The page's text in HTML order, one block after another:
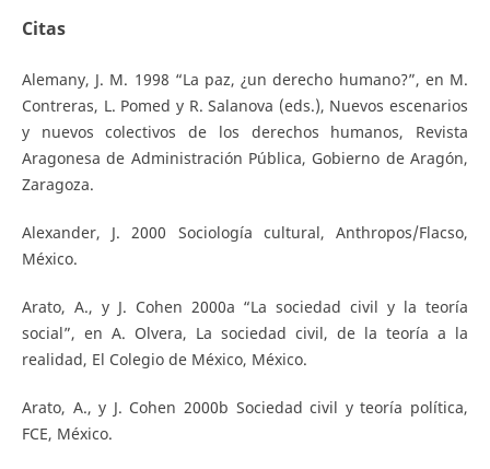
Citas
Alemany, J. M. 1998 “La paz, ¿un derecho humano?”, en M.
Contreras, L. Pomed y R. Salanova (eds.), Nuevos escenarios
y nuevos colectivos de los derechos humanos, Revista
Aragonesa de Administración Pública, Gobierno de Aragón,
Zaragoza.
Alexander, J. 2000 Sociología cultural, Anthropos/Flacso,
México.
Arato, A., y J. Cohen 2000a “La sociedad civil y la teoría
social”, en A. Olvera, La sociedad civil, de la teoría a la
realidad, El Colegio de México, México.
Arato, A., y J. Cohen 2000b Sociedad civil y teoría política,
FCE, México.